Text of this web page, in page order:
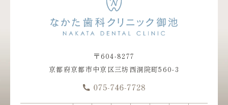
〒604-8277
京都府京都市中京区三坊西洞院町560-3